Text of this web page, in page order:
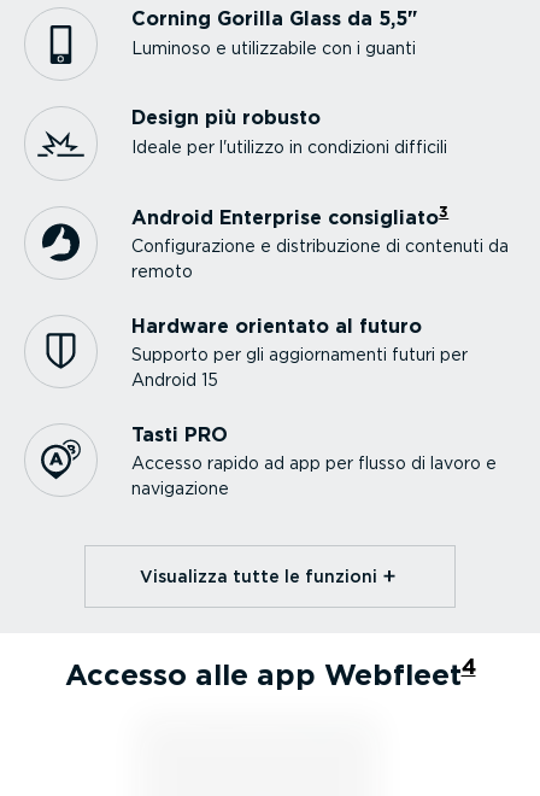
Corning Gorilla Glass da 5,5"
Luminoso e utiliz­zabile con i guanti
Design più robusto
Ideale per l'utilizzo in condizioni difficili
Android Enterprise consigliato3
Confi­gu­ra­zione e distri­bu­zione di contenuti da
remoto
Hardware orientato al futuro
Supporto per gli aggior­na­menti futuri per
Android 15
Tasti PRO
Accesso rapido ad app per flusso di lavoro e
navigazione
Visualizza tutte le funzioni⁠
Accesso alle app Webfleet4